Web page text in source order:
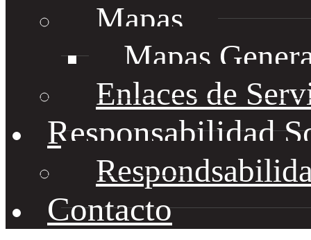
Mapas
Mapas
Enlaces de
Responsabilidad
Contacto